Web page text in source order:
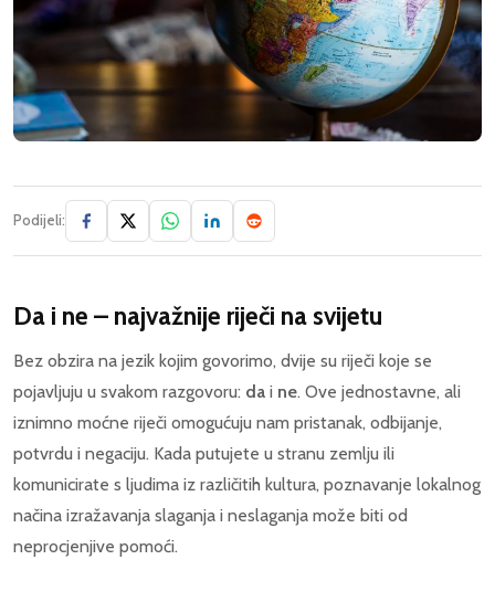
Podijeli:
Da i ne – najvažnije riječi na svijetu
Bez obzira na jezik kojim govorimo, dvije su riječi koje se
pojavljuju u svakom razgovoru: da i ne. Ove jednostavne, ali
iznimno moćne riječi omogućuju nam pristanak, odbijanje,
potvrdu i negaciju. Kada putujete u stranu zemlju ili
komunicirate s ljudima iz različitih kultura, poznavanje lokalnog
načina izražavanja slaganja i neslaganja može biti od
neprocjenjive pomoći.